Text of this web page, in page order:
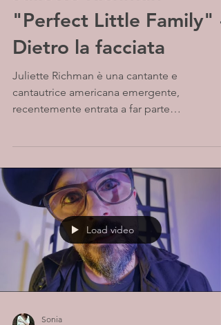
"Perfect Little Family" -
Dietro la facciata
Juliette Richman è una cantante e
cantautrice americana emergente,
recentemente entrata a far parte
Load video
Sonia